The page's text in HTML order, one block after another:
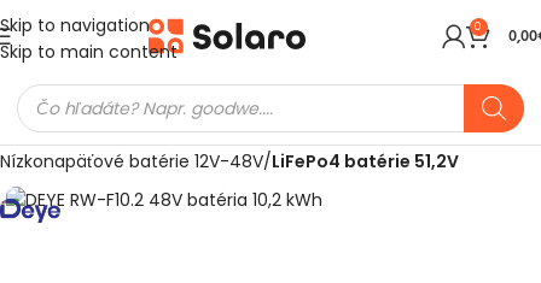
Skip to navigation
Skip to main content
0 0,00
Domov Meniče a batérie Batérie pre fotovoltiku
Nízkonapäťové batérie 12V-48V LiFePo4 batérie 51,2V